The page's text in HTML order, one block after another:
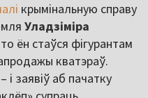
крымінальную справу
Уладзіміра
ён стаўся фігурантам
кватэраў.
і заявіў аб пачатку